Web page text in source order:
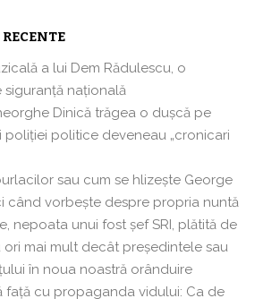
a lui Dem Rădulescu, o
siguranță națională
Dinică trăgea o dușcă pe
poliției politice deveneau „cronicari
sau cum se hlizeşte George
când vorbeşte despre propria nuntă
nepoata unui fost şef SRI, plătită de
mai mult decât preşedintele sau
în noua noastră orânduire
faţă cu propaganda vidului: Ca de